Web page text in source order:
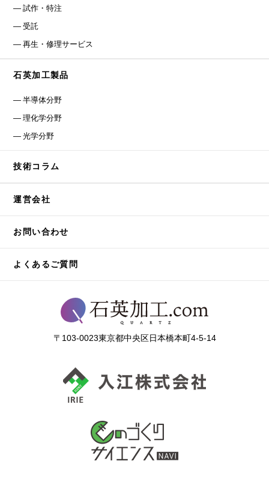
〒103-0023東京都中央区日本橋本町4-5-14
試作・特注
受託
再生・修理サービス
石英加工製品
半導体分野
理化学分野
光学分野
技術コラム
運営会社
お問い合わせ
よくあるご質問